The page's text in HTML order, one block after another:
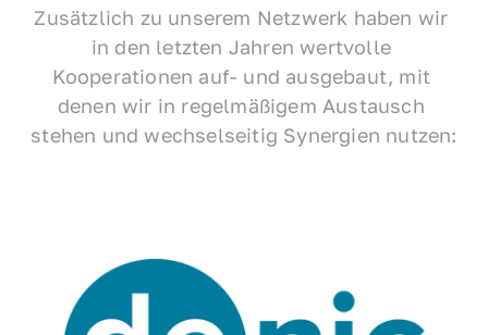
Zusätzlich zu unserem Netzwerk haben wir
in den letzten Jahren wertvolle
Kooperationen auf- und ausgebaut, mit
denen wir in regelmäßigem Austausch
stehen und wechselseitig Synergien nutzen: